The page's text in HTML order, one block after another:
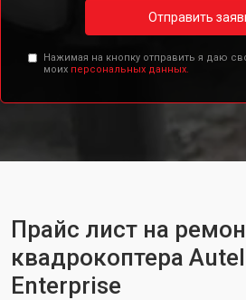
Отправить
Нажимая на кнопку отправить я даю
моих персональных данных.
Прайс лист на
квадрокоптера Autel
Enterprise